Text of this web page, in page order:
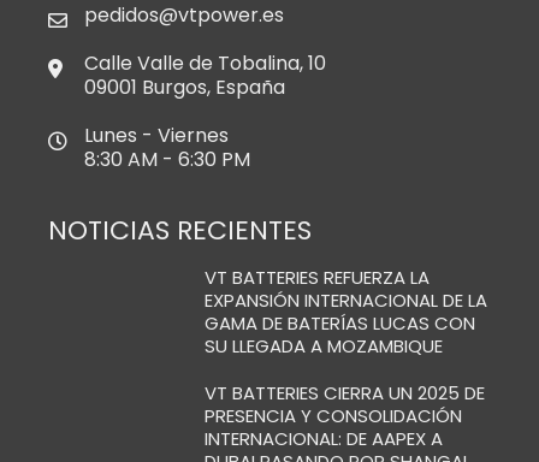
pedidos@vtpower.es
Calle Valle de Tobalina, 10
09001 Burgos, España
Lunes - Viernes
8:30 AM - 6:30 PM
NOTICIAS RECIENTES
VT BATTERIES REFUERZA LA
EXPANSIÓN INTERNACIONAL DE LA
GAMA DE BATERÍAS LUCAS CON
SU LLEGADA A MOZAMBIQUE
VT BATTERIES CIERRA UN 2025 DE
PRESENCIA Y CONSOLIDACIÓN
INTERNACIONAL: DE AAPEX A